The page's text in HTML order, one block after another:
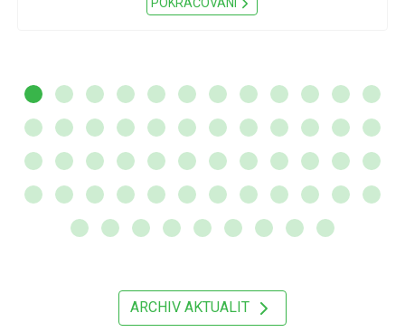
POKRAČOVÁNÍ
ARCHIV AKTUALIT